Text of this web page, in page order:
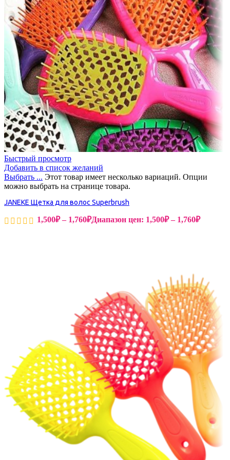
Быстрый просмотр
Добавить в список желаний
Выбрать ... Этот товар имеет несколько вариаций. Опции
можно выбрать на странице товара.
JANEKE Щетка для волос Superbrush
1,500₽ – 1,760₽Диапазон цен: 1,500₽ – 1,760₽